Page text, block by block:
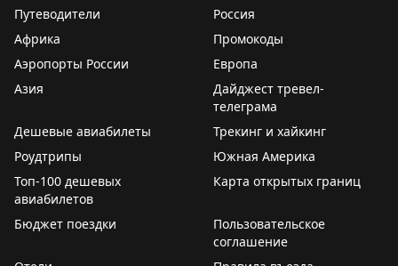
Путеводители
Россия
Африка
Промокоды
Аэропорты России
Европа
Азия
Дайджест тревел-
телеграма
Дешевые авиабилеты
Трекинг и хайкинг
Роудтрипы
Южная Америка
Топ-100 дешевых
авиабилетов
Карта открытых границ
Бюджет поездки
Пользовательское
соглашение